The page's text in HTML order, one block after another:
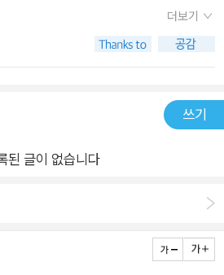
, 어린이부터 어른까지 재미있게 읽을
.
게ㅎ다소 어려운 전문용어들이 있어서
했는데그림이 자세해서 그림보는
더보기
쓰기
된 글이 없습니다